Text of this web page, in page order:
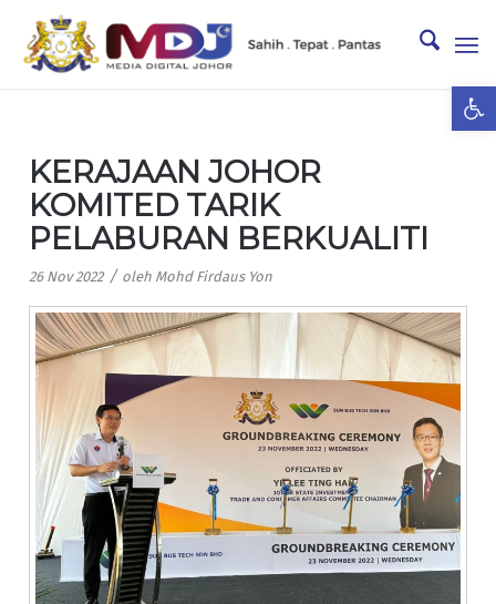
KERAJAAN JOHOR
KOMITED TARIK
PELABURAN BERKUALITI
26 Nov 2022 / oleh Mohd Firdaus Yon